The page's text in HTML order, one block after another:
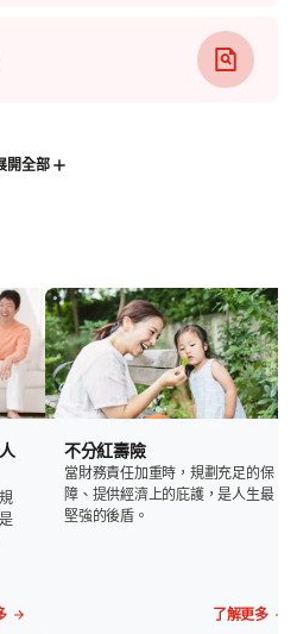
開全部
不分紅壽險
當財務責任加重時，規劃充足的保
障、提供經濟上的庇護，是人生最
堅強的後盾。
了解更多